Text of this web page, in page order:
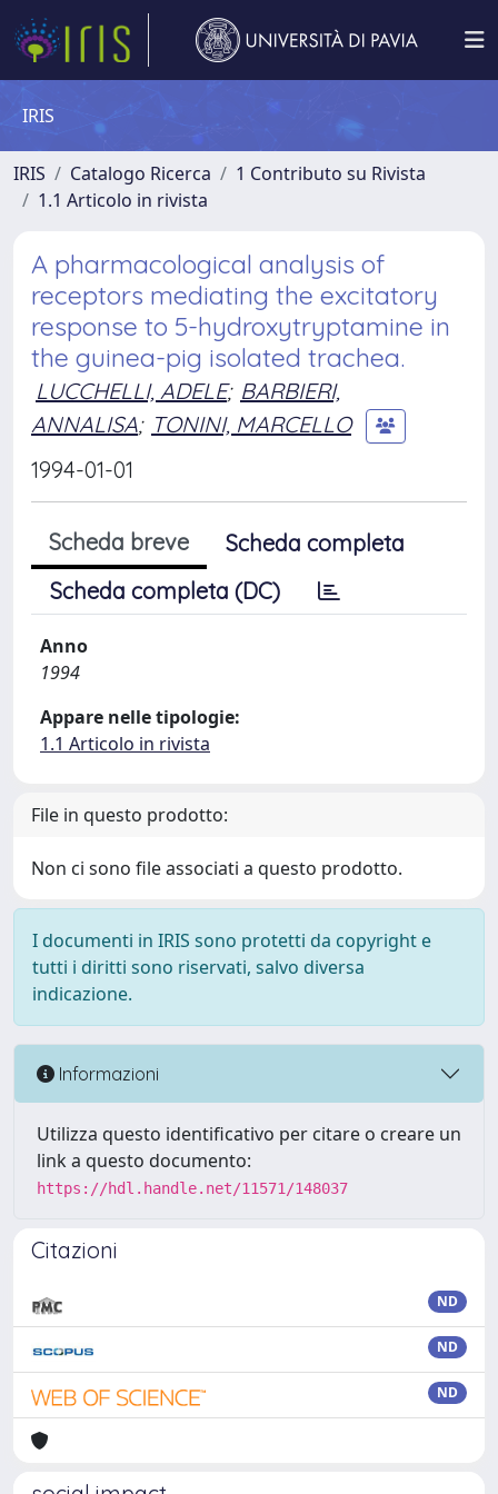
IRIS
IRIS Catalogo Ricerca
1 Contributo su Rivista
1.1 Articolo in rivista
A pharmacological analysis of
receptors mediating the excitatory
response to 5-hydroxytryptamine in
the guinea-pig isolated trachea.
LUCCHELLI, ADELE; BARBIERI,
ANNALISA; TONINI, MARCELLO
1994-01-01
Scheda breve
Scheda completa
Scheda completa (DC)
Anno
1994
Appare nelle tipologie:
1.1 Articolo in rivista
File in questo prodotto:
Non ci sono file associati a questo prodotto.
I documenti in IRIS sono protetti da copyright e
tutti i diritti sono riservati, salvo diversa
indicazione.
Informazioni
Utilizza questo identificativo per citare o creare un
link a questo documento:
https://hdl.handle.net/11571/148037
Citazioni
ND
ND
ND